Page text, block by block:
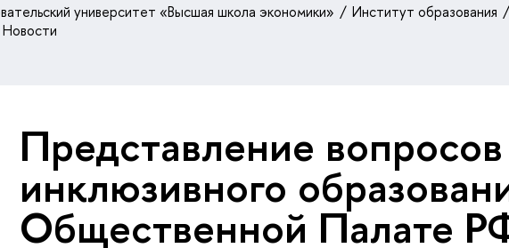
университет «Высшая школа экономики» Институт образования
Новости
Представление вопросов
инклюзивного
Общественной Палате